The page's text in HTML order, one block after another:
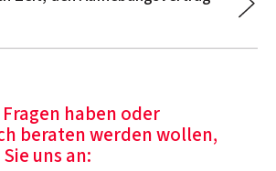
Fragen haben oder
beraten werden wollen,
uns an: